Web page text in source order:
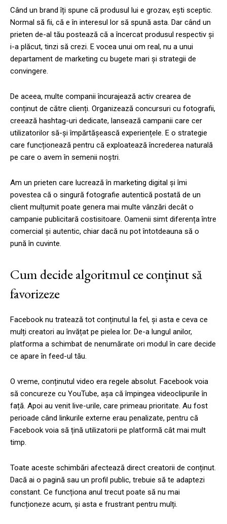
Când un brand îți spune că produsul lui e grozav, ești sceptic.
Normal să fii, că e în interesul lor să spună asta. Dar când un
prieten de-al tău postează că a încercat produsul respectiv și
i-a plăcut, tinzi să crezi. E vocea unui om real, nu a unui
departament de marketing cu bugete mari și strategii de
convingere.
De aceea, multe companii încurajează activ crearea de
conținut de către clienți. Organizează concursuri cu fotografii,
creează hashtag-uri dedicate, lansează campanii care cer
utilizatorilor să-și împărtășească experiențele. E o strategie
care funcționează pentru că exploatează încrederea naturală
pe care o avem în semenii noștri.
Am un prieten care lucrează în marketing digital și îmi
povestea că o singură fotografie autentică postată de un
client mulțumit poate genera mai multe vânzări decât o
campanie publicitară costisitoare. Oamenii simt diferența între
comercial și autentic, chiar dacă nu pot întotdeauna să o
pună în cuvinte.
Cum decide algoritmul ce conținut să
favorizeze
Facebook nu tratează tot conținutul la fel, și asta e ceva ce
mulți creatori au învățat pe pielea lor. De-a lungul anilor,
platforma a schimbat de nenumărate ori modul în care decide
ce apare în feed-ul tău.
O vreme, conținutul video era regele absolut. Facebook voia
să concureze cu YouTube, așa că împingea videoclipurile în
față. Apoi au venit live-urile, care primeau prioritate. Au fost
perioade când linkurile externe erau penalizate, pentru că
Facebook voia să țină utilizatorii pe platformă cât mai mult
timp.
Toate aceste schimbări afectează direct creatorii de conținut.
Dacă ai o pagină sau un profil public, trebuie să te adaptezi
constant. Ce funcționa anul trecut poate să nu mai
funcționeze acum, și asta e frustrant pentru mulți.